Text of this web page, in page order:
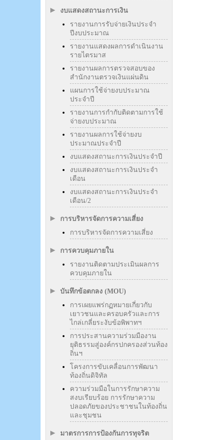
งบแสดงสถานะการเงิน
รายงานการรับจ่ายเงินประจำ
ปีงบประมาณ
รายงานแสดงผลการดำเนินงาน
รายไตรมาส
รายงานผลการตรวจสอบของ
สำนักงานตรวจเงินแผ่นดิน
แผนการใช้จ่ายงบประมาณ
ประจำปี
รายงานการกำกับติดตามการใช้
จ่ายงบประมาณ
รายงานผลการใช้จ่ายงบ
ประมาณประจำปี
งบแสดงสถานะการเงินประจำปี
งบแสดงสถานะการเงินประจำ
เดือน
งบแสดงสถานะการเงินประจำ
เดือน/2
การบริหารจัดการความเสี่ยง
การบริหารจัดการความเสี่ยง
การควบคุมภายใน
รายงานติดตามประเมินผลการ
ควบคุมภายใน
บันทึกข้อตกลง (MOU)
การเผยแพร่กฏหมายเกี่ยวกับ
เยาวชนและครอบครัวและการ
ไกล่เกลี่ยระงับข้อพิพาทฯ
การประสานความร่วมมืองาน
ยุติธรรมสู่องค์กรปกครองส่วนท้อง
ถิ่นฯ
โครงการขับเคลื่อนการพัฒนา
ท้องถิ่นดิจิทัล
ความร่วมมือในการรักษาความ
สงบเรียบร้อย การรักษาความ
ปลอดภัยของประชาชนในท้องถิ่น
และชุมชน
มาตรการการป้องกันการทุจริต